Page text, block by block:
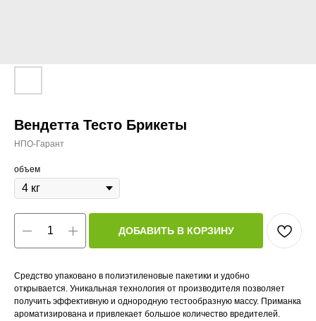
Вендетта Тесто Брикеты
НПО-Гарант
объем
ДОБАВИТЬ В КОРЗИНУ
Средство упаковано в полиэтиленовые пакетики и удобно
открывается. Уникальная технология от производителя позволяет
получить эффективную и однородную тестообразную массу. Приманка
ароматизирована и привлекает большое количество вредителей.